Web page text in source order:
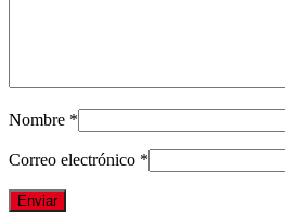
Nombre *
Correo electrónico *